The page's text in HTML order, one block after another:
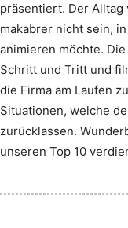
präsentiert. Der Alltag
makabrer nicht sein,
animieren möchte.
Schritt und Tritt und
die Firma am Laufen
Situationen, welche
zurücklassen.
unseren Top 10